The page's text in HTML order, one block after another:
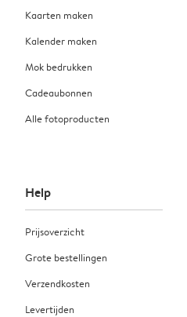
Kaarten maken
Kalender maken
Mok bedrukken
Cadeaubonnen
Alle fotoproducten
Help
Prijsoverzicht
Grote bestellingen
Verzendkosten
Levertijden